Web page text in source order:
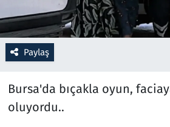
Paylaş
Bursa'da bıçakla oyun,
oluyordu..
Rüya Tabirleri
Sağlık
Seçim 2023